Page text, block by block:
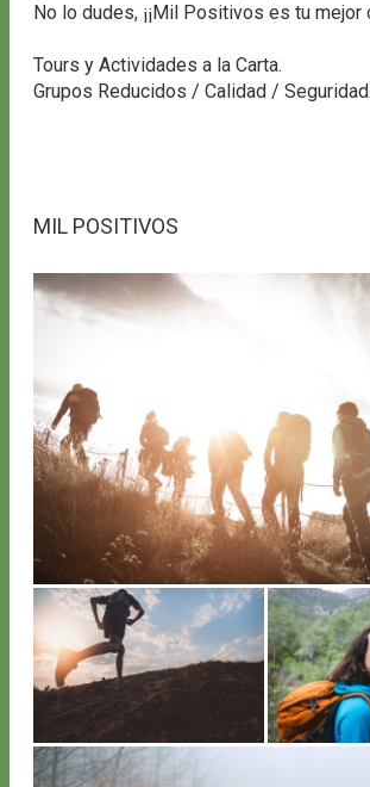
No lo dudes, ¡¡Mil Positivos es tu mejor
Tours y Actividades a la Carta.
Grupos Reducidos / Calidad / Seguridad.
MIL POSITIVOS